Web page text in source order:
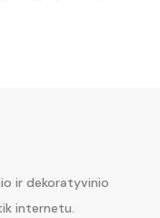
ir dekoratyvinio
internetu.